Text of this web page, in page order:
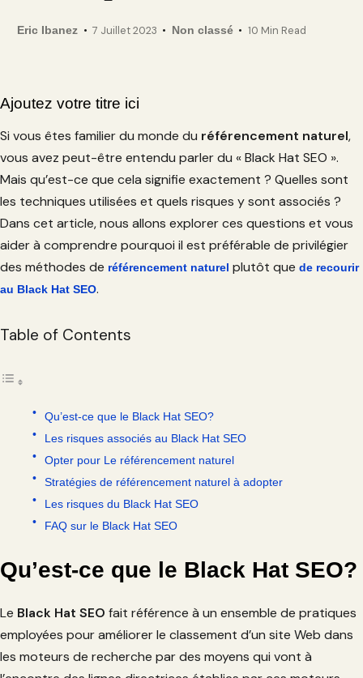
Eric Ibanez 7 Juillet 2023 Non classé 10 Min Read
Ajoutez votre titre ici
Si vous êtes familier du monde du référencement naturel,
vous avez peut-être entendu parler du « Black Hat SEO ».
Mais qu’est-ce que cela signifie exactement ? Quelles sont
les techniques utilisées et quels risques y sont associés ?
Dans cet article, nous allons explorer ces questions et vous
aider à comprendre pourquoi il est préférable de privilégier
des méthodes de référencement naturel plutôt que de recourir
au Black Hat SEO.
Table of Contents
Qu’est-ce que le Black Hat SEO?
Les risques associés au Black Hat SEO
Opter pour Le référencement naturel
Stratégies de référencement naturel à adopter
Les risques du Black Hat SEO
FAQ sur le Black Hat SEO
Qu’est-ce que le Black Hat SEO?
Le Black Hat SEO fait référence à un ensemble de pratiques
employées pour améliorer le classement d’un site Web dans
les moteurs de recherche par des moyens qui vont à